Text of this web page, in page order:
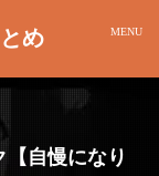
め
【自慢になり